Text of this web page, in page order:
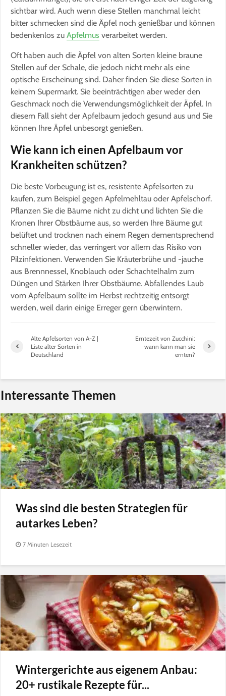
sichtbar wird. Auch wenn diese Stellen manchmal leicht
bitter schmecken sind die Äpfel noch genießbar und können
bedenkenlos zu Apfelmus verarbeitet werden.
Oft haben auch die Äpfel von alten Sorten kleine braune
Stellen auf der Schale, die jedoch nicht mehr als eine
optische Erscheinung sind. Daher finden Sie diese Sorten in
keinem Supermarkt. Sie beeinträchtigen aber weder den
Geschmack noch die Verwendungsmöglichkeit der Äpfel. In
diesem Fall sieht der Apfelbaum jedoch gesund aus und Sie
können Ihre Äpfel unbesorgt genießen.
Wie kann ich einen Apfelbaum vor
Krankheiten schützen?
Die beste Vorbeugung ist es, resistente Apfelsorten zu
kaufen, zum Beispiel gegen Apfelmehltau oder Apfelschorf.
Pflanzen Sie die Bäume nicht zu dicht und lichten Sie die
Kronen Ihrer Obstbäume aus, so werden Ihre Bäume gut
belüftet und trocknen nach einem Regen dementsprechend
schneller wieder, das verringert vor allem das Risiko von
Pilzinfektionen. Verwenden Sie Kräuterbrühe und -jauche
aus Brennnessel, Knoblauch oder Schachtelhalm zum
Düngen und Stärken Ihrer Obstbäume. Abfallendes Laub
vom Apfelbaum sollte im Herbst rechtzeitig entsorgt
werden, weil darin einige Erreger gern überwintern.
Alte Apfelsorten von A-Z |
Liste alter Sorten in
Deutschland
Erntezeit von Zucchini:
wann kann man sie
ernten?
Interessante Themen
Was sind die besten Strategien für
autarkes Leben?
7 Minuten Lesezeit
Wintergerichte aus eigenem Anbau:
20+ rustikale Rezepte für...